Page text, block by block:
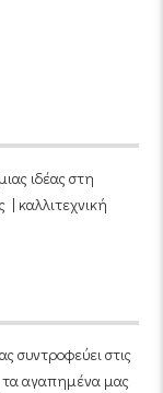
ιδέας στη
καλλιτεχνική
συντροφεύει στις
τα αγαπημένα μας